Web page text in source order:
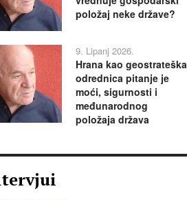
položaj neke države?
9. Lipanj 2026.
Hrana kao geostrateška
odrednica pitanje je
moći, sigurnosti i
međunarodnog
položaja država